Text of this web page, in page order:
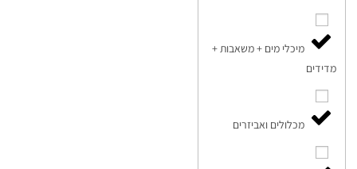
מיכלי מים + משאבות +
מדידים
מכלולים ואביזרים